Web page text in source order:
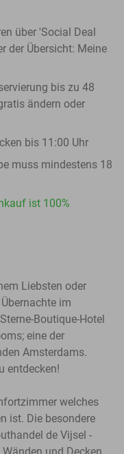
über 'Social Deal
der Übersicht: Meine
bis zu 48
ändern oder
bis 11:00 Uhr
muss mindestens 18
ist 100%
Liebsten oder
im
Boutique-Hotel
eine der
Amsterdams.
entdecken!
welches
ist. Die besondere
de Vijsel -
und Decken